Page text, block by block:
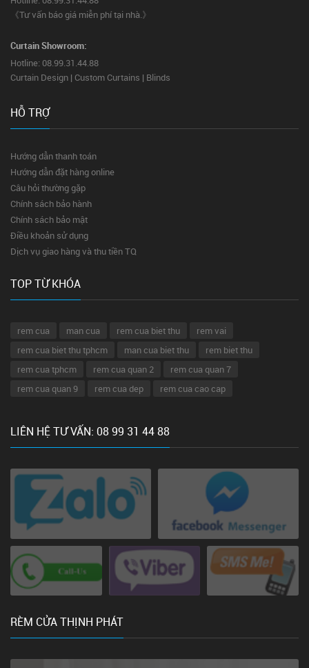
《Tư vấn báo giá miễn phí tại nhà.》
Curtain Showroom:
Hotline: 08.99.31.44.88
Curtain Design | Custom Curtains | Blinds
HỖ TRỢ
Hướng dẫn thanh toán
Hướng dẫn đặt hàng online
Câu hỏi thường gặp
Chính sách bảo hành
Chính sách bảo mật
Điều khoản sử dụng
Dịch vụ giao hàng và thu tiền TQ
TOP TỪ KHÓA
rem cua man cua rem cua biet thu
rem vai
rem cua biet thu tphcm
man cua biet thu
rem biet thu
rem cua tphcm
rem cua quan 2
rem cua quan 7
rem cua quan 9
rem cua dep rem cua cao cap
LIÊN HỆ TƯ VẤN: 08 99 31 44 88
RÈM CỬA THỊNH PHÁT